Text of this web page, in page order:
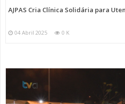
AJPAS Cria Clínica Solidária para
04 Abril 2025 0 K